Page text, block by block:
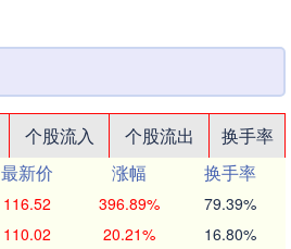
个股流入 个股流出
换手率
最新价 涨幅
换手率
116.52 396.89% 79.39%
110.02 20.21% 16.80%